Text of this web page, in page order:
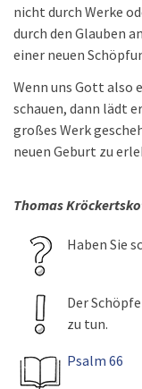
nicht durch Werke
durch den Glauben
einer neuen
Wenn uns Gott also
schauen, dann lädt
großes Werk
neuen Geburt zu
Thomas
Haben Sie
Der
zu tun.
Psalm 66